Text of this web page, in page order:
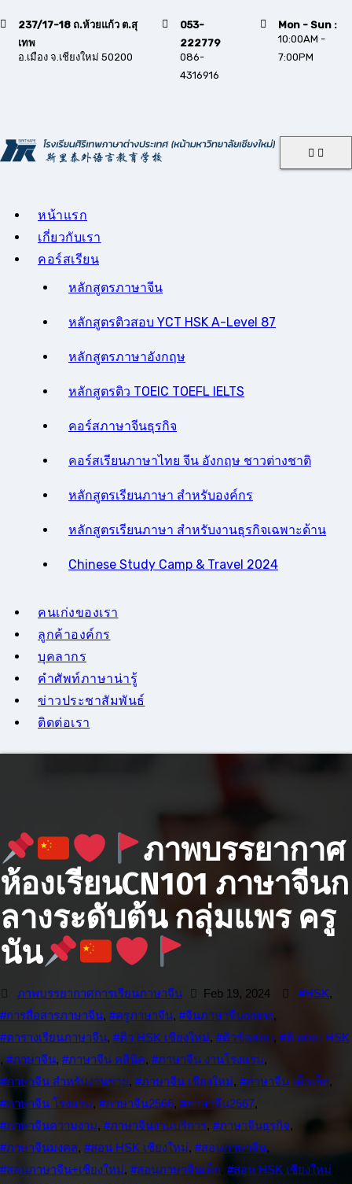
to
content
237/17-18 ถ.ห้วยแก้ว ต.สุ
เทพ
อ.เมือง จ.เชียงใหม่ 50200
053-
222779
086-
4316916
Mon - Sun :
10:00AM -
7:00PM
หน้าแรก
เกี่ยวกับเรา
คอร์สเรียน
หลักสูตรภาษาจีน
หลักสูตรติวสอบ YCT HSK A-Level 87
หลักสูตรภาษาอังกฤษ
หลักสูตรติว TOEIC TOEFL IELTS
คอร์สภาษาจีนธุรกิจ
คอร์สเรียนภาษาไทย จีน อังกฤษ ชาวต่างชาติ
หลักสูตรเรียนภาษา สำหรับองค์กร
หลักสูตรเรียนภาษา สำหรับงานธุรกิจเฉพาะด้าน
Chinese Study Camp & Travel 2024
คนเก่งของเรา
ลูกค้าองค์กร
บุคลากร
คําศัพท์ภาษาน่ารู้
ข่าวประชาสัมพันธ์
ติดต่อเรา
ภาพบรรยากาศ
ห้องเรียนCN101 ภาษาจีนก
ลางระดับต้น กลุ่มแพร ครู
นัน
ภาพบรรยากาศการเรียนภาษาจีน Feb 19, 2024 #HSK,
#การสื่อสารภาษาจีน, #ครูภาษาจีน, #จีนภาษาจีนonline,
#ตารางเรียนภาษาจีน, #ติว HSK เชียงใหม่, #ติวข้อสอบ, #ติวสอบ HSK
, #ภาษาจีน, #ภาษาจีน คลีนิค, #ภาษาจีน งานโรงแรม,
#ภาษาจีน สำหรับงานขาย, #ภาษาจีน เชียงใหม่, #ภาษาจีน เด็กเล็ก,
#ภาษาจีน โรงแรม, #ภาษาจีน2566, #ภาษาจีน2567,
#ภาษาจีนความงาม, #ภาษาจีนงานบริการ, #ภาษาจีนธุรกิจ,
#ภาษาจีนมงคล, #สอน HSK เชียงใหม่, #สอนภาษาจีน,
#สอนภาษาจีน+เชียงใหม่, #สอนภาษาจีนเด็ก #สอบ HSK เชียงใหม่